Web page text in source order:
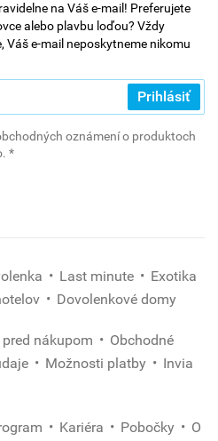
na Váš e-mail! Preferujete
alebo plavbu loďou? Vždy
Váš e-mail neposkytneme nikomu
Prihlásiť
oznámení o produktoch
*(povinné)
Last minute
Exotika
Dovolenkové domy
nákupom
Obchodné
Možnosti platby
Invia
Kariéra Pobočky
O